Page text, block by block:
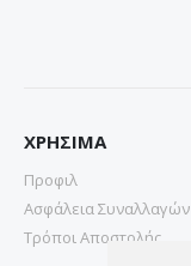
ΧΡΗΣΙΜΑ
Προφιλ
Ασφάλεια Συναλλαγών
Τρόποι Αποστολής